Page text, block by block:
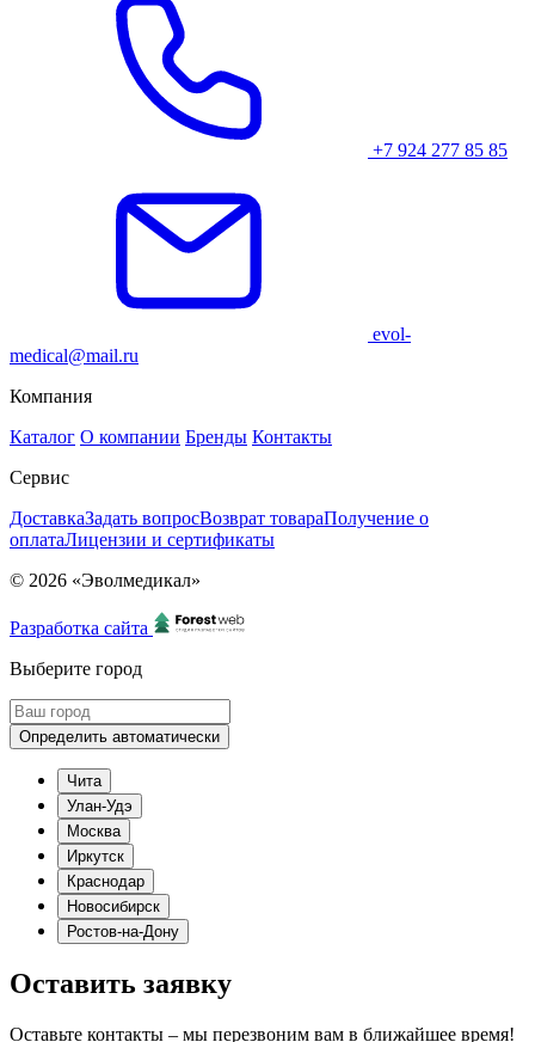
+7 924 277 85 85
evol-
medical@mail.ru
Компания
Каталог О компании Бренды Контакты
Сервис
ДоставкаЗадать вопросВозврат товараПолучение о
оплатаЛицензии и сертификаты
© 2026 «Эволмедикал»
Разработка сайта
Выберите город
Определить автоматически
Чита
Улан-Удэ
Москва
Иркутск
Краснодар
Новосибирск
Ростов-на-Дону
Оставить заявку
Оставьте контакты – мы перезвоним вам в ближайшее время!